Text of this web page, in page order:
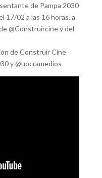
de Pampa 2030
17/02 a las 16 horas, a
@Construircine y del
de Construir Cine
y @uocramedios